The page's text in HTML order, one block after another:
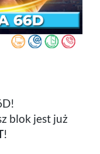
blok jest już
!